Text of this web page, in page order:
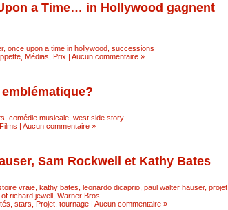
a Time… in Hollywood gagnent
, once upon a time in hollywood successions
Médias Prix | Aucun commentaire »
comédie musicale, west side story
Films | Aucun commentaire »
Sam Rockwell et Kathy Bates
vraie, kathy bates leonardo dicaprio, paul walter hauser, projet,
richard jewell Warner Bros
stars Projet, tournage| Aucun commentaire »